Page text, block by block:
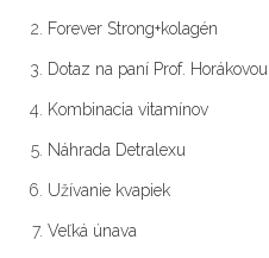
Forever Strong+kolagén
Dotaz na paní Prof. Horákovou
Kombinacia vitamínov
Náhrada Detralexu
Užívanie kvapiek
Veľká únava